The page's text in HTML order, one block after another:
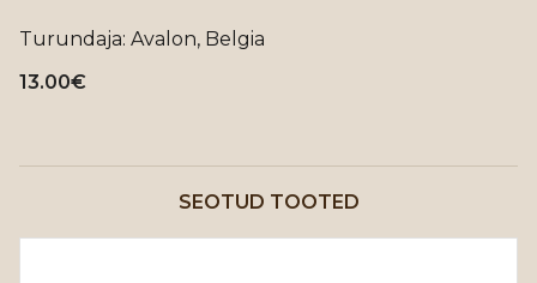
Turundaja: Avalon, Belgia
13.00€
SEOTUD TOOTED